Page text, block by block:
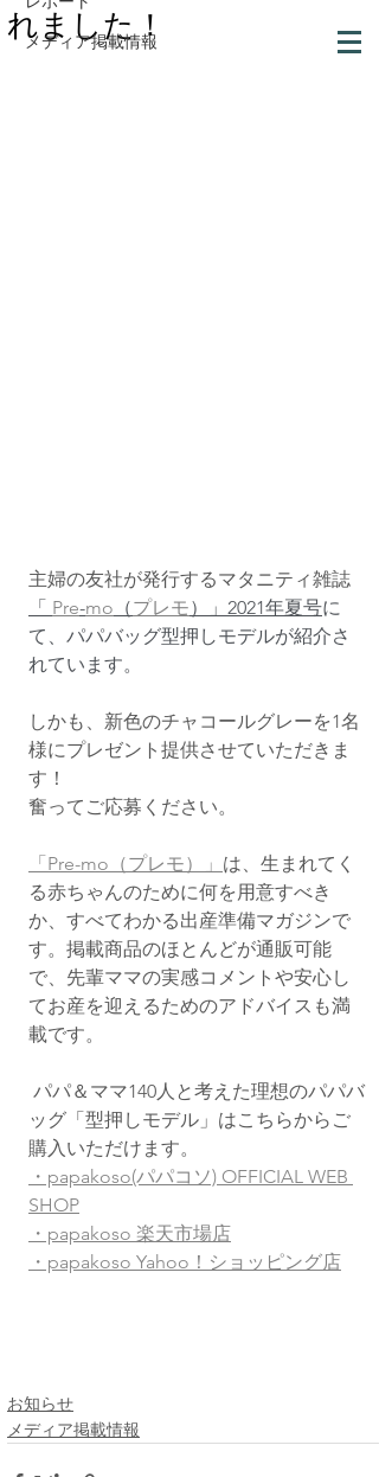
メディア掲載情報
れました！
主婦の友社が発行するマタニティ雑誌
「 Pre-mo （プレモ）」2021年夏号に
て、パパバッグ型押しモデルが紹介さ
れています。
しかも、新色のチャコールグレーを1名
様にプレゼント提供させていただきま
す！
奮ってご応募ください。
「Pre-mo（プレモ）」 は、生まれてく
る赤ちゃんのために何を用意すべき
か、すべてわかる出産準備マガジンで
す。掲載商品のほとんどが通販可能
で、先輩ママの実感コメントや安心し
てお産を迎えるためのアドバイスも満
載です。
ッグ「型押しモデル」はこちらからご
購入いただけます。
・papakoso(パパコソ) OFFICIAL WEB
SHOP
・papakoso 楽天市場店
・papakoso Yahoo！ショッピング店
お知らせ
メディア掲載情報